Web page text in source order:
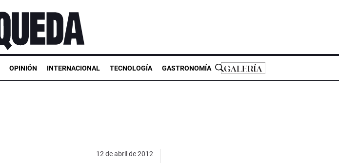
OPINIÓN INTERNACIONAL TECNOLOGÍA GASTRONOMÍA
12 de abril de 2012